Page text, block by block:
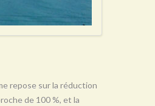
repose sur la réduction
de 100 %, et la